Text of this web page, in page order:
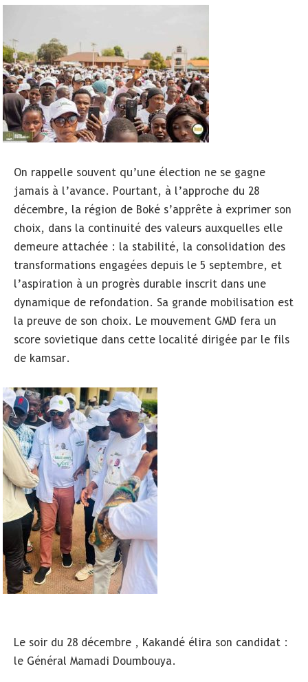
On rappelle souvent qu’une élection ne se gagne
jamais à l’avance. Pourtant, à l’approche du 28
décembre, la région de Boké s’apprête à exprimer son
choix, dans la continuité des valeurs auxquelles elle
demeure attachée : la stabilité, la consolidation des
transformations engagées depuis le 5 septembre, et
l’aspiration à un progrès durable inscrit dans une
dynamique de refondation. Sa grande mobilisation est
la preuve de son choix. Le mouvement GMD fera un
score sovietique dans cette localité dirigée par le fils
de kamsar.
Le soir du 28 décembre , Kakandé élira son candidat :
le Général Mamadi Doumbouya.